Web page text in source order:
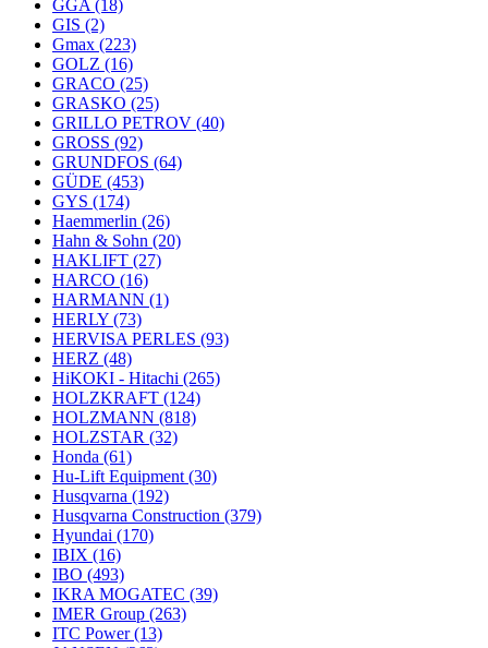
GGA (18)
GIS (2)
Gmax (223)
GOLZ (16)
GRACO (25)
GRASKO (25)
GRILLO PETROV (40)
GROSS (92)
GRUNDFOS (64)
GÜDE (453)
GYS (174)
Haemmerlin (26)
Hahn & Sohn (20)
HAKLIFT (27)
HARCO (16)
HARMANN (1)
HERLY (73)
HERVISA PERLES (93)
HERZ (48)
HiKOKI - Hitachi (265)
HOLZKRAFT (124)
HOLZMANN (818)
HOLZSTAR (32)
Honda (61)
Hu-Lift Equipment (30)
Husqvarna (192)
Husqvarna Construction (379)
Hyundai (170)
IBIX (16)
IBO (493)
IKRA MOGATEC (39)
IMER Group (263)
ITC Power(13)